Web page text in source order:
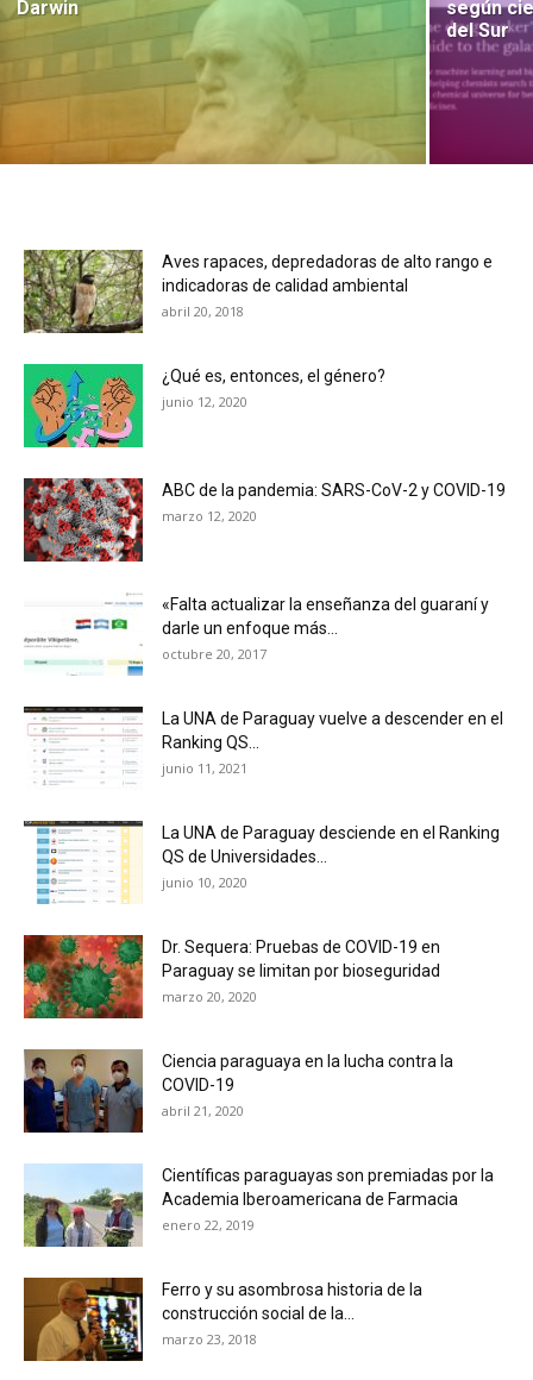
Darwin
según
del Sur
Aves rapaces, depredadoras de alto rango e
indicadoras de calidad ambiental
abril 20, 2018
¿Qué es, entonces, el género?
junio 12, 2020
ABC de la pandemia: SARS-CoV-2 y COVID-19
marzo 12, 2020
«Falta actualizar la enseñanza del guaraní y
darle un enfoque más...
octubre 20, 2017
La UNA de Paraguay vuelve a descender en el
Ranking QS...
junio 11, 2021
La UNA de Paraguay desciende en el Ranking
QS de Universidades...
junio 10, 2020
Dr. Sequera: Pruebas de COVID-19 en
Paraguay se limitan por bioseguridad
marzo 20, 2020
Ciencia paraguaya en la lucha contra la
COVID-19
abril 21, 2020
Científicas paraguayas son premiadas por la
Academia Iberoamericana de Farmacia
enero 22, 2019
Ferro y su asombrosa historia de la
construcción social de la...
marzo 23, 2018